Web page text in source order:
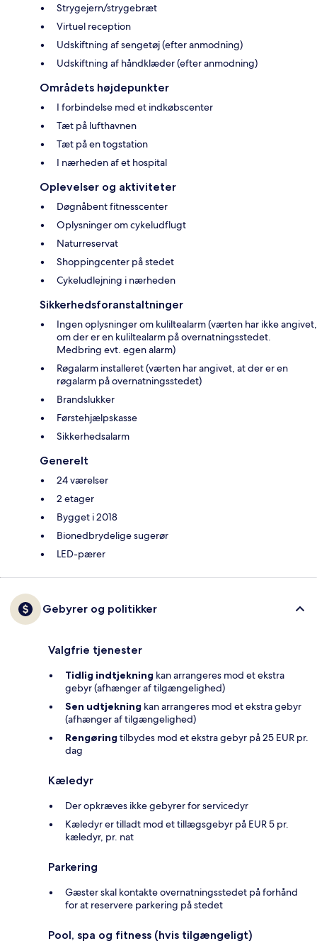
Strygejern/strygebræt
Virtuel reception
Udskiftning af sengetøj (efter anmodning)
Udskiftning af håndklæder (efter anmodning)
Områdets højdepunkter
I forbindelse med et indkøbscenter
Tæt på lufthavnen
Tæt på en togstation
I nærheden af et hospital
Oplevelser og aktiviteter
Døgnåbent fitnesscenter
Oplysninger om cykeludflugt
Naturreservat
Shoppingcenter på stedet
Cykeludlejning i nærheden
Sikkerhedsforanstaltninger
Ingen oplysninger om kuliltealarm (værten har ikke angivet,
om der er en kuliltealarm på overnatningsstedet.
Medbring evt. egen alarm)
Røgalarm installeret (værten har angivet, at der er en
røgalarm på overnatningsstedet)
Brandslukker
Førstehjælpskasse
Sikkerhedsalarm
Generelt
24 værelser
2 etager
Bygget i 2018
Bionedbrydelige sugerør
LED-pærer
Gebyrer og politikker
Valgfrie tjenester
Tidlig indtjekning kan arrangeres mod et ekstra
gebyr (afhænger af tilgængelighed)
Sen udtjekning kan arrangeres mod et ekstra gebyr
(afhænger af tilgængelighed)
Rengøring tilbydes mod et ekstra gebyr på 25 EUR pr.
dag
Kæledyr
Der opkræves ikke gebyrer for servicedyr
Kæledyr er tilladt mod et tillægsgebyr på EUR 5 pr.
kæledyr, pr. nat
Parkering
Gæster skal kontakte overnatningsstedet på forhånd
for at reservere parkering på stedet
Pool, spa og fitness (hvis tilgængeligt)